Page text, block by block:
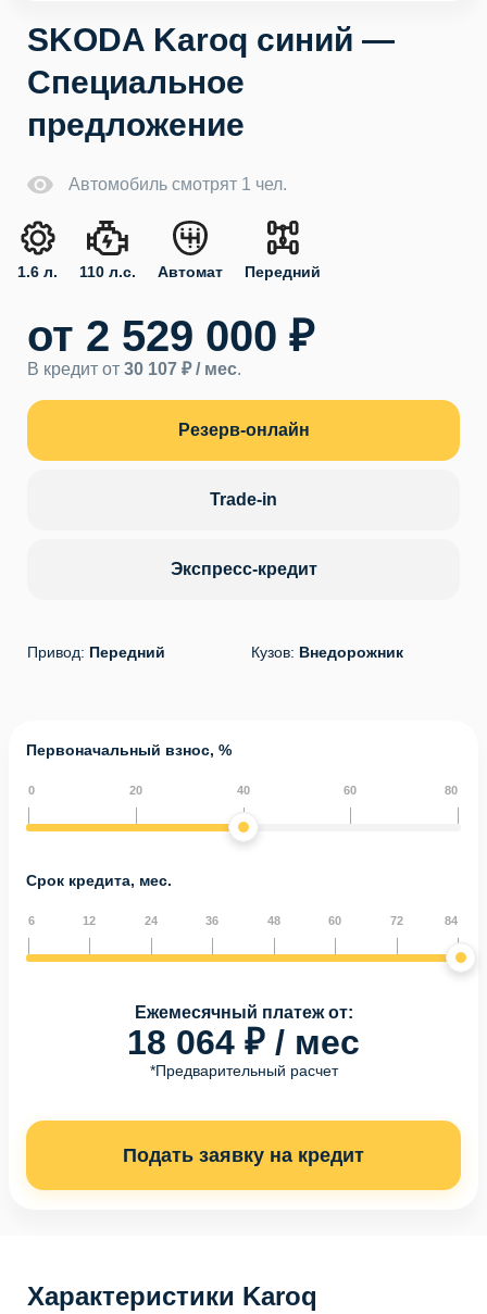
SKODA Karoq синий —
Специальное
предложение
Автомобиль смотрят 1 чел.
1.6 л. 110 л.с. Автомат Передний
от 2 529 000 ₽
В кредит от 30 107 ₽ / мес.
Резерв-онлайн
Trade-in
Экспресс-кредит
Привод: Передний Кузов: Внедорожник
Первоначальный взнос, %
0 20 40 60 80
Срок кредита, мес.
6 12 24 36 48 60 72 84
Ежемесячный платеж от:
18 064 ₽ / мес
*Предварительный расчет
Подать заявку на кредит
Характеристики Karoq